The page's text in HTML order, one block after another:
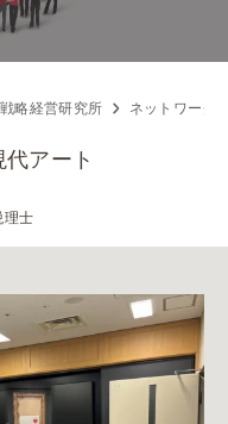
戦略経営研究所 ネットワーク
代アート
理士